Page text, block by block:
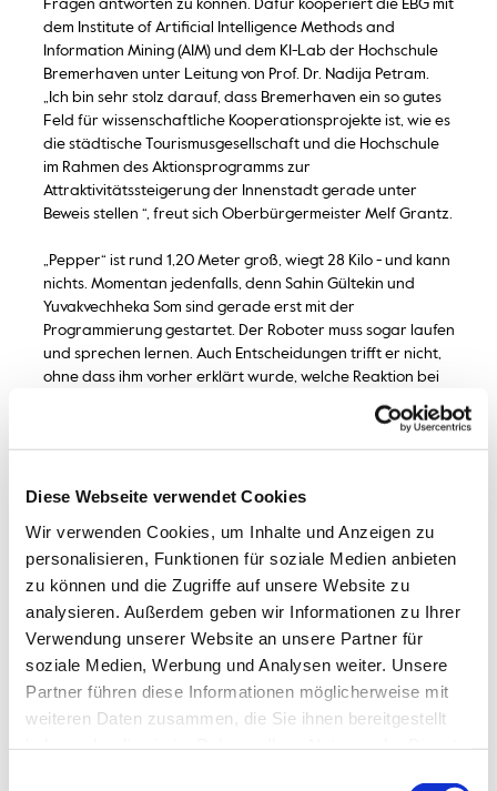
Diese Webseite verwendet Cookies
Wir verwenden Cookies, um Inhalte und Anzeigen zu
personalisieren, Funktionen für soziale Medien anbieten
zu können und die Zugriffe auf unsere Website zu
analysieren. Außerdem geben wir Informationen zu Ihrer
Verwendung unserer Website an unsere Partner für
soziale Medien, Werbung und Analysen weiter. Unsere
Partner führen diese Informationen möglicherweise mit
weiteren Daten zusammen, die Sie ihnen bereitgestellt
Fragen antworten zu können. Dafür kooperiert die EBG mit
dem Institute of Artificial Intelligence Methods and
Information Mining (AIM) und dem KI-Lab der Hochschule
Bremerhaven unter Leitung von Prof. Dr. Nadija Petram.
„Ich bin sehr stolz darauf, dass Bremerhaven ein so gutes
Feld für wissenschaftliche Kooperationsprojekte ist, wie es
die städtische Tourismusgesellschaft und die Hochschule
im Rahmen des Aktionsprogramms zur
Attraktivitätssteigerung der Innenstadt gerade unter
Beweis stellen “, freut sich Oberbürgermeister Melf Grantz.
„Pepper“ ist rund 1,20 Meter groß, wiegt 28 Kilo - und kann
nichts. Momentan jedenfalls, denn Sahin Gültekin und
Yuvakvechheka Som sind gerade erst mit der
Programmierung gestartet. Der Roboter muss sogar laufen
und sprechen lernen. Auch Entscheidungen trifft er nicht,
ohne dass ihm vorher erklärt wurde, welche Reaktion bei
beizubringen, nutzen die beiden Studenten ein klassisches
Element bei der Programmierung Künstlicher Intelligenz:
Verfügung gestellt, die ihm Beispiele für die gewünschten
humanoide Roboter daher auch auf Fragen antworten,
die nicht wörtlich einprogrammiert wurden. Pepper
entscheidet also anhand seiner Erfahrungen selbst, wie er
reagiert. Ein Algorithmus sorgt außerdem dafür, dass der
Roboter nach seinem Arbeitseinsatz immer weiter lernt
und somit immer besser antworten kann. Dabei kommt es
nicht nur darauf an, was gefragt wird, sondern auch, wer
mit Pepper spricht. Pepper erkennt nicht nur Sprache und
Stimmung, sondern weiß auch, ob er von Kindern oder
Erwachsene angesprochen wird. Seine Antworten passt er